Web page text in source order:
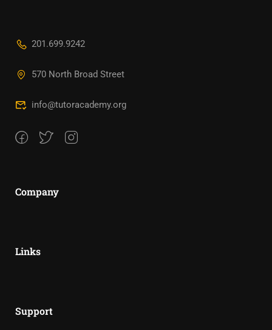
201.699.9242
570 North Broad Street
info@tutoracademy.org
Company
Links
Support